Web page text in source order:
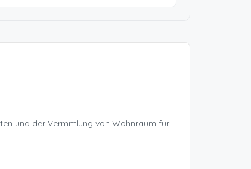
und der Vermittlung von Wohnraum für